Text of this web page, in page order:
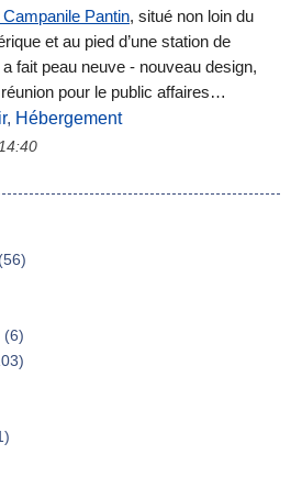
Campanile Pantin, situé non loin du
et au pied d’une station de
fait peau neuve - nouveau design,
pour le public affaires…
, Hébergement
(6)